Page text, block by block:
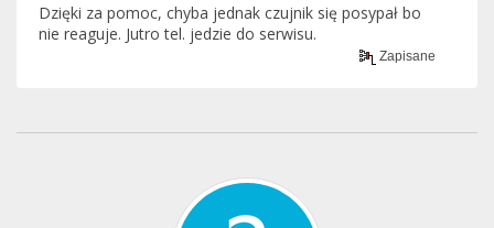
Dzięki za pomoc, chyba jednak czujnik się posypał bo
nie reaguje. Jutro tel. jedzie do serwisu.
Zapisane